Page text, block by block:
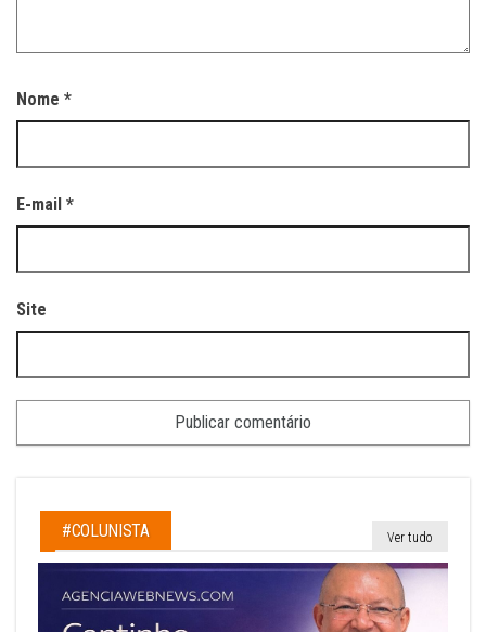
Nome *
E-mail *
Site
#COLUNISTA Ver tudo